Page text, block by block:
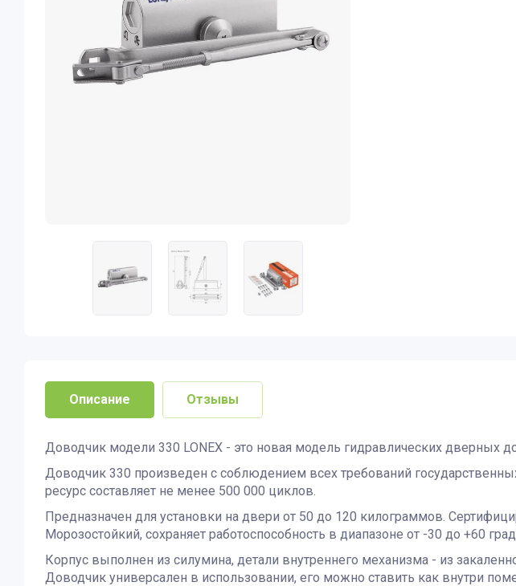
Описание Отзывы
Доводчик модели 330 LONEX - это новая модель гидравлических дверных
Доводчик 330 произведен с соблюдением всех требований
ресурс составляет не менее 500 000 циклов.
Предназначен для установки на двери от 50 до 120 килограммов.
Морозостойкий, сохраняет работоспособность в диапазоне от -30 до +60
Корпус выполнен из силумина, детали внутреннего механизма - из
Доводчик универсален в использовании, его можно ставить как внутри